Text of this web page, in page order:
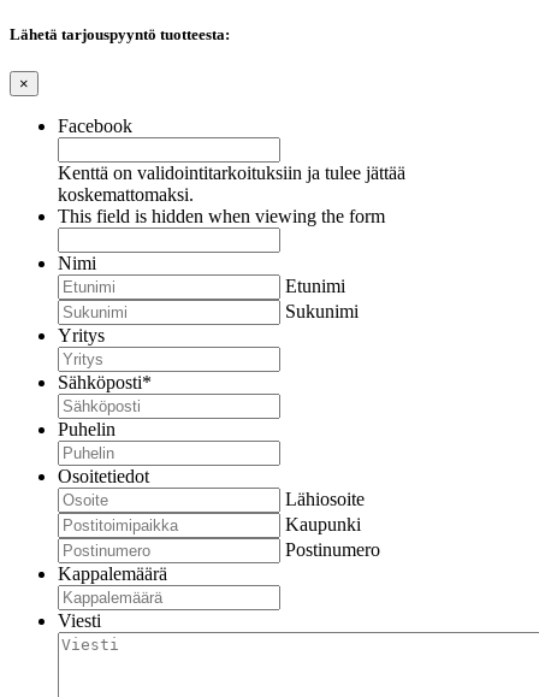
Lähetä tarjouspyyntö tuotteesta:
×
Facebook
Kenttä on validointitarkoituksiin ja tulee jättää
koskemattomaksi.
This field is hidden when viewing the form
Nimi
Etunimi
Sukunimi
Yritys
Sähköposti*
Puhelin
Osoitetiedot
Lähiosoite
Kaupunki
Postinumero
Kappalemäärä
Viesti